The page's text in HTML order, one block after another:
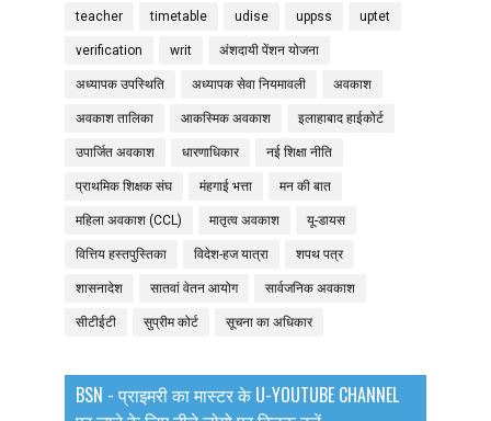
teacher timetable udise uppss uptet
verification writ अंशदायी पेंशन योजना
अध्यापक उपस्थिति अध्यापक सेवा नियमावली अवकाश
अवकाश तालिका आकस्मिक अवकाश इलाहाबाद हाईकोर्ट
उपार्जित अवकाश धारणाधिकार नई शिक्षा नीति
प्राथमिक शिक्षक संघ मंहगाई भत्ता मन की बात
महिला अवकाश (CCL) मातृत्व अवकाश यू-डायस
वित्तिय हस्तपुस्तिका विदेश-हज यात्रा शपथ पत्र
शासनादेश सातवां वेतन आयोग सार्वजनिक अवकाश
सीटीईटी सुप्रीम कोर्ट सूचना का अधिकार
BSN - प्राइमरी का मास्टर के U-YOUTUBE CHANNEL